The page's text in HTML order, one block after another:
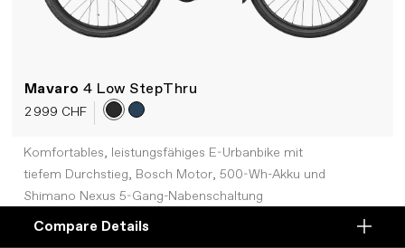
Compare
Compare Details
Mavaro4 Low StepThru
2 999 CHF
Komfortables, leistungsfähiges E-Urbanbike mit
tiefem Durchstieg, Bosch Motor, 500-Wh-Akku und
Shimano Nexus 5-Gang-Nabenschaltung